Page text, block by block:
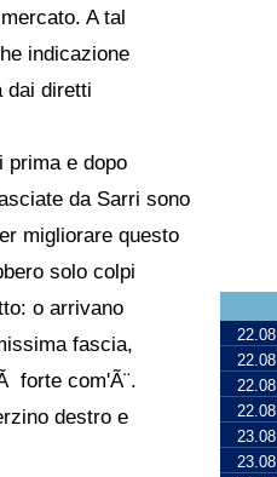
A tal
indicazione
dai diretti
prima e dopo
da Sarri sono
migliorare questo
solo colpi
o arrivano
fascia,
forte com'Ã¨.
destro e
22.08
22.08
22.08
22.08
23.08
23.08